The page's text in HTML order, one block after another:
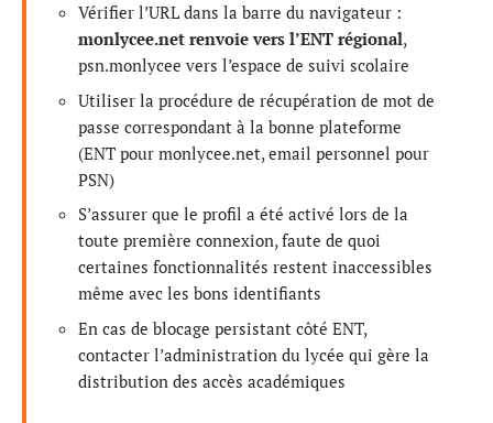
Vérifier l’URL dans la barre du navigateur :
monlycee.net renvoie vers l’ENT régional,
psn.monlycee vers l’espace de suivi scolaire
Utiliser la procédure de récupération de mot de
passe correspondant à la bonne plateforme
(ENT pour monlycee.net, email personnel pour
PSN)
S’assurer que le profil a été activé lors de la
toute première connexion, faute de quoi
certaines fonctionnalités restent inaccessibles
même avec les bons identifiants
En cas de blocage persistant côté ENT,
contacter l’administration du lycée qui gère la
distribution des accès académiques